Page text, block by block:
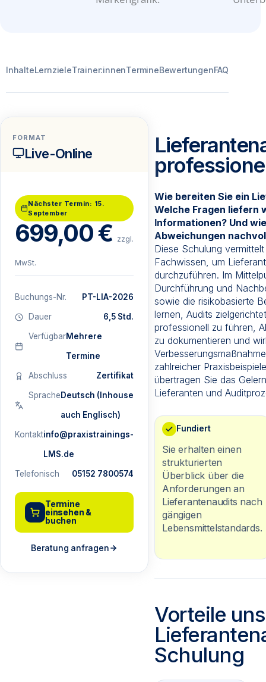
InhalteLernzieleTrainer:innenTermineBewertungenFAQ
Wie bereiten Sie ein
Welche Fragen liefern
Informationen? Und
Abweichungen
Diese Schulung
Fachwissen, um
durchzuführen. Im
Durchführung und
sowie die risikobasierte
lernen, Audits
professionell zu führen,
zu dokumentieren und
zahlreicher
übertragen Sie das
Lieferanten und
Fundiert
Sie erhalten einen
strukturierten
Überblick über die
Anforderungen an
Lieferantenaudits nach
gängigen
Lebensmittelstandards.
Vorteile
Schulung
FORMAT
Live-Online
Nächster Termin: 15.
September
699,00€ zzgl.
MwSt.
Buchungs-Nr. PT-LIA-2026
Dauer 6,5 Std.
VerfügbarMehrere
Termine
Abschluss Zertifikat
SpracheDeutsch (Inhouse
auch Englisch)
Kontaktinfo@praxistrainings-
LMS.de
Telefonisch 05152 7800574
Termine
einsehen &
buchen
Beratung anfragen